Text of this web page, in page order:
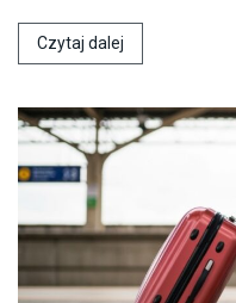
Czytaj dalej